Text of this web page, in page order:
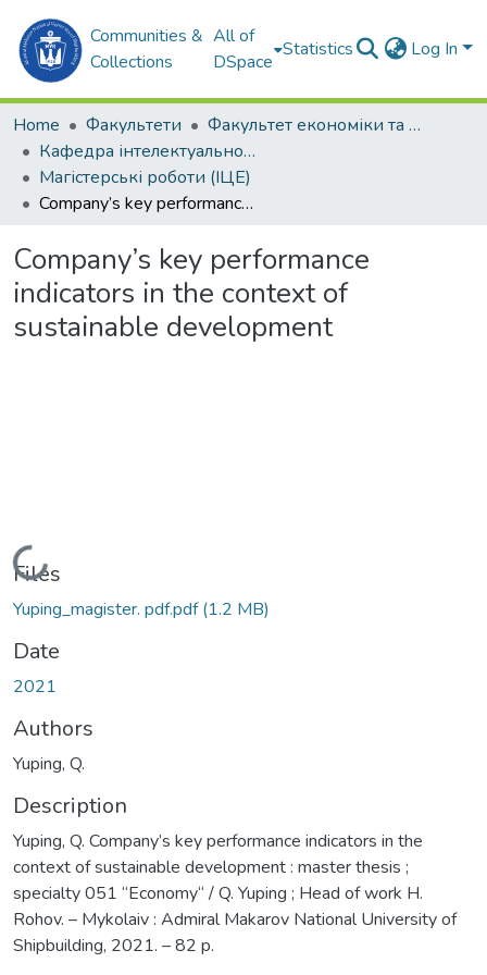
Communities &
Collections
All of
DSpace
Statistics Log In
Home Факультети
Факультет економіки та екології моря (ФЕЕМ)
Кафедра інтелектуальної цифрової економіки (ІЦЕ)
Магістерські роботи (ІЦЕ)
Company’s key performance indicators in the context of sustainable development
Company’s key performance
indicators in the context of
sustainable development
Loading...
Files
Yuping_magister. pdf.pdf(1.2 MB)
Date
2021
Authors
Yuping, Q.
Description
Yuping, Q. Company’s key performance indicators in the
context of sustainable development : master thesis ;
specialty 051 “Economy“ / Q. Yuping ; Head of work H.
Rohov. – Mykolaiv : Admiral Makarov National University of
Shipbuilding, 2021. – 82 p.